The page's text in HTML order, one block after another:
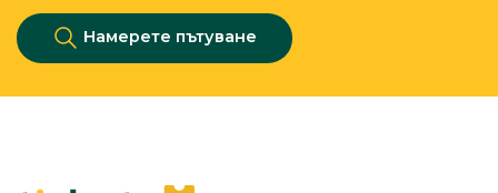
Намерете пътуване